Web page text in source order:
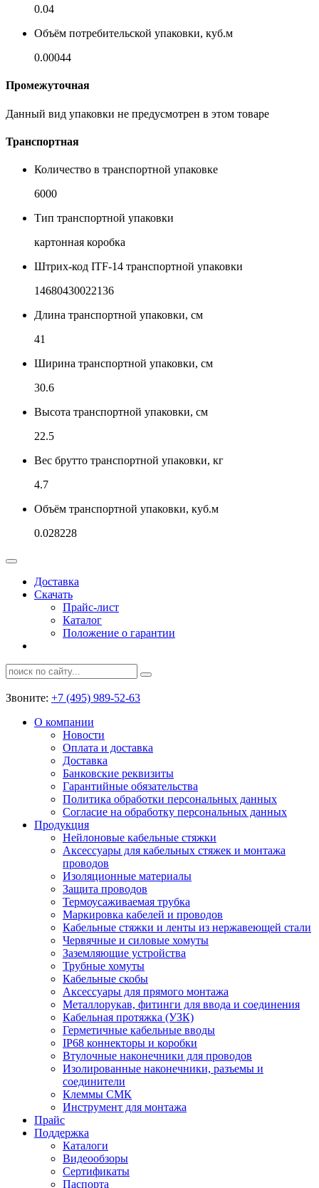
0.04
Объём потребительской упаковки, куб.м
0.00044
Промежуточная
Данный вид упаковки не предусмотрен в этом товаре
Транспортная
Количество в транспортной упаковке
6000
Тип транспортной упаковки
картонная коробка
Штрих-код ITF-14 транспортной упаковки
14680430022136
Длина транспортной упаковки, см
41
Ширина транспортной упаковки, см
30.6
Высота транспортной упаковки, см
22.5
Вес брутто транспортной упаковки, кг
4.7
Объём транспортной упаковки, куб.м
0.028228
Доставка
Скачать
Прайс-лист
Каталог
Положение о гарантии
Звоните: +7 (495) 989-52-63
О компании
Новости
Оплата и доставка
Доставка
Банковские реквизиты
Гарантийные обязательства
Политика обработки персональных данных
Согласие на обработку персональных данных
Продукция
Нейлоновые кабельные стяжки
Аксессуары для кабельных стяжек и монтажа
проводов
Изоляционные материалы
Защита проводов
Термоусаживаемая трубка
Маркировка кабелей и проводов
Кабельные стяжки и ленты из нержавеющей стали
Червячные и силовые хомуты
Заземляющие устройства
Трубные хомуты
Кабельные скобы
Аксессуары для прямого монтажа
Металлорукав, фитинги для ввода и соединения
Кабельная протяжка (УЗК)
Герметичные кабельные вводы
IP68 коннекторы и коробки
Втулочные наконечники для проводов
Изолированные наконечники, разъемы и
соединители
Клеммы СМК
Инструмент для монтажа
Прайс
Поддержка
Каталоги
Видеообзоры
Сертификаты
Паспорта